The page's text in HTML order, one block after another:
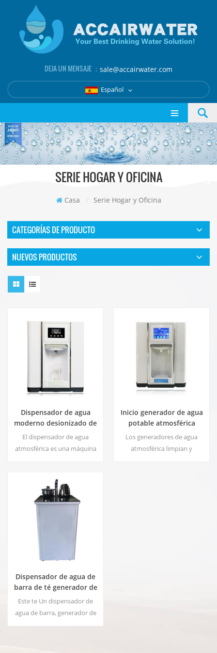
DEJA UN MENSAJE ： sale@accairwater.com
Español
SERIE HOGAR Y OFICINA
Casa / Serie Hogar y Oficina
CATEGORÍAS DE PRODUCTO
NUEVOS PRODUCTOS
Dispensador de agua
moderno desionizado de
atmósfera fresca ZL9510W
El dispensador de agua
atmosférica es una máquina
agua potable de la más alta
calidad al extraer agua de la
humedad del aire.
Inicio generador de agua
potable atmosférica
Los generadores de agua
atmosférica limpian y
Dispensador de agua de
barra de té generador de
agua atmosférica HC-
Este te Un dispensador de
agua de barra, generador de
agua atmosférico de alta